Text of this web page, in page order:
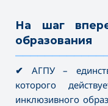
На шаг
образования
✔ АГПУ –
которого
инклюзивного